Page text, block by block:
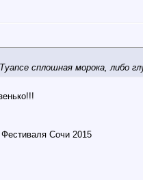
сплошная морока, либо
Сочи 2015